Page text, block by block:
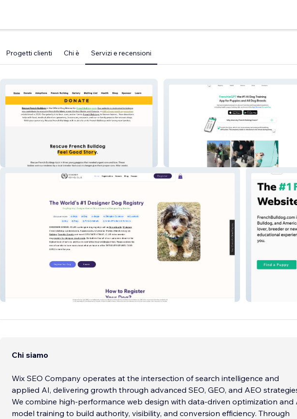
Progetti clienti Chi è Servizi e recensioni
Rescue FrenchBulldog
Chi siamo
Wix SEO Company operates at the intersection of search intelligence and
applied AI, delivering growth through advanced SEO, GEO, and AEO
We combine high-performance web design with data-driven optimization and
model training to build authority, visibility, and conversion efficiency. Through